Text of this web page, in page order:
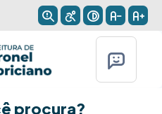
procura?